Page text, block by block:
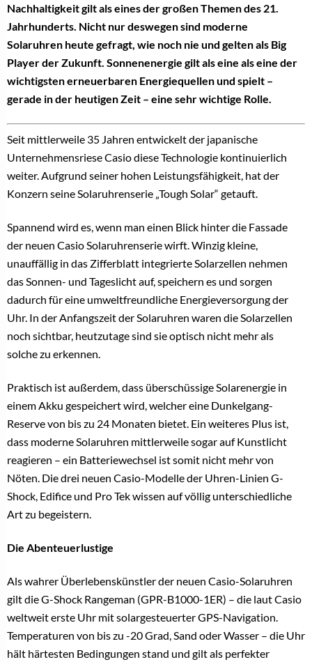
Nachhaltigkeit gilt als eines der großen Themen des 21.
Jahrhunderts. Nicht nur deswegen sind moderne
Solaruhren heute gefragt, wie noch nie und gelten als Big
Player der Zukunft. Sonnenenergie gilt als eine als eine der
wichtigsten erneuerbaren Energiequellen und spielt –
gerade in der heutigen Zeit – eine sehr wichtige Rolle.
Seit mittlerweile 35 Jahren entwickelt der japanische
Unternehmensriese Casio diese Technologie kontinuierlich
weiter. Aufgrund seiner hohen Leistungsfähigkeit, hat der
Konzern seine Solaruhrenserie „Tough Solar“ getauft.
Spannend wird es, wenn man einen Blick hinter die Fassade
der neuen Casio Solaruhrenserie wirft. Winzig kleine,
unauffällig in das Zifferblatt integrierte Solarzellen nehmen
das Sonnen- und Tageslicht auf, speichern es und sorgen
dadurch für eine umweltfreundliche Energieversorgung der
Uhr. In der Anfangszeit der Solaruhren waren die Solarzellen
noch sichtbar, heutzutage sind sie optisch nicht mehr als
solche zu erkennen.
Praktisch ist außerdem, dass überschüssige Solarenergie in
einem Akku gespeichert wird, welcher eine Dunkelgang-
Reserve von bis zu 24 Monaten bietet. Ein weiteres Plus ist,
dass moderne Solaruhren mittlerweile sogar auf Kunstlicht
reagieren – ein Batteriewechsel ist somit nicht mehr von
Nöten. Die drei neuen Casio-Modelle der Uhren-Linien G-
Shock, Edifice und Pro Tek wissen auf völlig unterschiedliche
Art zu begeistern.
Die Abenteuerlustige
Als wahrer Überlebenskünstler der neuen Casio-Solaruhren
gilt die G-Shock Rangeman (GPR-B1000-1ER) – die laut Casio
weltweit erste Uhr mit solargesteuerter GPS-Navigation.
Temperaturen von bis zu -20 Grad, Sand oder Wasser – die Uhr
hält härtesten Bedingungen stand und gilt als perfekter